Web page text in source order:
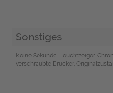
Sonstiges
kleine Sekunde, Leuchtzeiger,
verschraubte Drücker,